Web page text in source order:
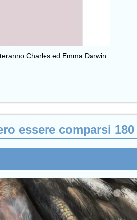
Charles ed Emma Darwin
essere comparsi